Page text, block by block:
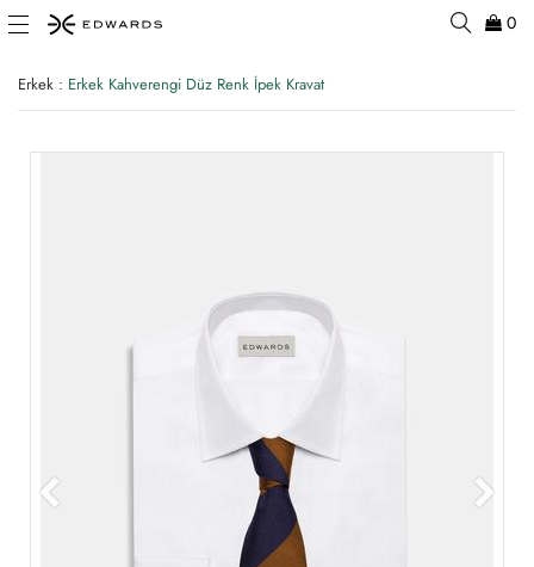
0
Erkek : Erkek Kahverengi Düz Renk İpek Kravat